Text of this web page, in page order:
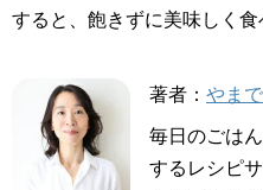
すると、飽きずに美味しく食
著者： やま
毎日のごは
するレシピサ